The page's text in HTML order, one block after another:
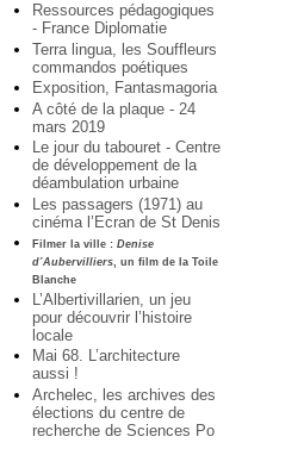
Ressources pédagogiques
- France Diplomatie
Terra lingua, les Souffleurs
commandos poétiques
Exposition, Fantasmagoria
A côté de la plaque - 24
mars 2019
Le jour du tabouret - Centre
de développement de la
déambulation urbaine
Les passagers (1971) au
cinéma l’Ecran de St Denis
Filmer la ville : Denise
d’Aubervilliers, un film de la Toile
Blanche
L’Albertivillarien, un jeu
pour découvrir l’histoire
locale
Mai 68. L’architecture
aussi !
Archelec, les archives des
élections du centre de
recherche de Sciences Po